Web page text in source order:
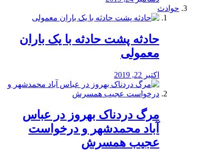
حوادث
️حادثه پشت حادثه با یک باران
معمولی
اکتبر 22, 2019
مرگ دردناک بهروز در عباس
آباد محمدشهر و درخواست
عجیب همسرش